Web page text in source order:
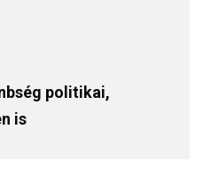
politikai,
is